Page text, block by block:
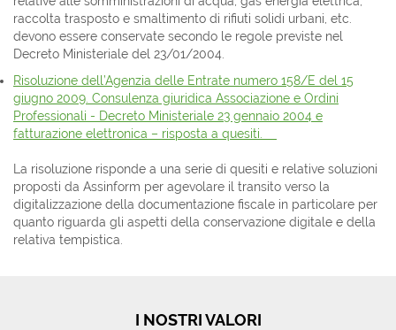
raccolta trasposto e smaltimento di rifiuti solidi urbani, etc.
devono essere conservate secondo le regole previste nel
Decreto Ministeriale del 23/01/2004.
Risoluzione dell’Agenzia delle Entrate numero 158/E del 15
giugno 2009. Consulenza giuridica Associazione e Ordini
Professionali - Decreto Ministeriale 23 gennaio 2004 e
fatturazione elettronica – risposta a quesiti.
La risoluzione risponde a una serie di quesiti e relative soluzioni
proposti da Assinform per agevolare il transito verso la
digitalizzazione della documentazione fiscale in particolare per
quanto riguarda gli aspetti della conservazione digitale e della
relativa tempistica.
I NOSTRI VALORI